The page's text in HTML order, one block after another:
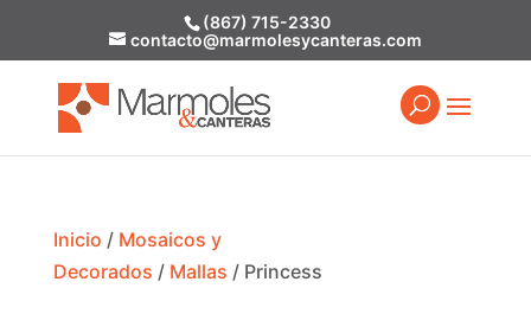
(867) 715-2330
contacto@marmolesycanteras.com
Inicio / Mosaicos y
Decorados / Mallas / Princess